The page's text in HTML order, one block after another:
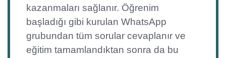
kazanmaları sağlanır. Öğrenim
başladığı gibi kurulan WhatsApp
grubundan tüm sorular cevaplanır ve
eğitim tamamlandıktan sonra da bu